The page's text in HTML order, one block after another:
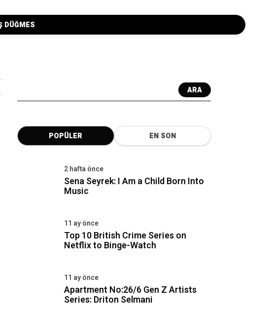
ARA
POPÜLER EN SON
2 hafta önce
Sena Seyrek: I Am a Child Born Into
Music
11 ay önce
Top 10 British Crime Series on
Netflix to Binge-Watch
11 ay önce
Apartment No:26/6 Gen Z Artists
Series: Driton Selmani